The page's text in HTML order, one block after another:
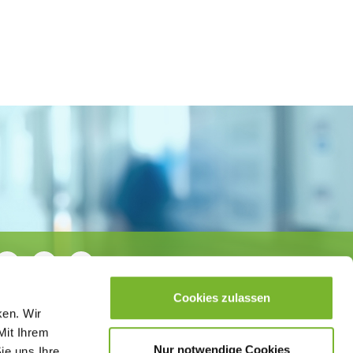
Wir
Ihrem
Cookies zulassen
Nur notwendige Cookies